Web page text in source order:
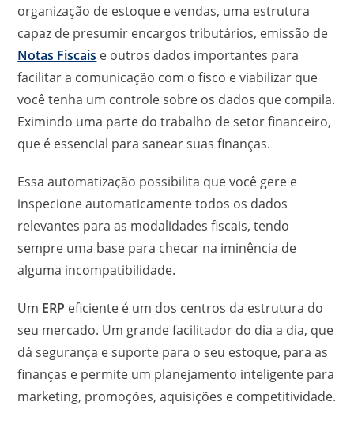
organização de estoque e vendas, uma estrutura
capaz de presumir encargos tributários, emissão de
Notas Fiscais e outros dados importantes para
facilitar a comunicação com o fisco e viabilizar que
você tenha um controle sobre os dados que compila.
Eximindo uma parte do trabalho de setor financeiro,
que é essencial para sanear suas finanças.
Essa automatização possibilita que você gere e
inspecione automaticamente todos os dados
relevantes para as modalidades fiscais, tendo
sempre uma base para checar na iminência de
alguma incompatibilidade.
Um ERP eficiente é um dos centros da estrutura do
seu mercado. Um grande facilitador do dia a dia, que
dá segurança e suporte para o seu estoque, para as
finanças e permite um planejamento inteligente para
marketing, promoções, aquisições e competitividade.